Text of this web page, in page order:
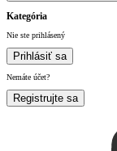
Kategória
Nie ste prihlásený
Prihlásiť sa
Nemáte účet?
Registrujte sa